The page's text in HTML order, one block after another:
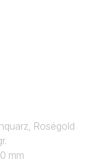
Roségold
mm